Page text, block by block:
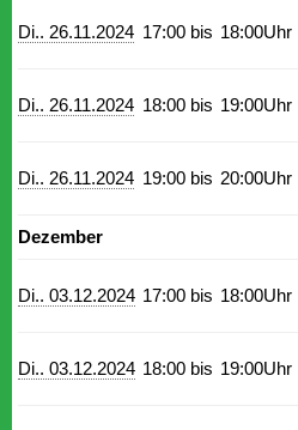
Di.. 26.11.2024 17:00 bis 18:00Uhr
Di.. 26.11.2024 18:00 bis 19:00Uhr
Di.. 26.11.2024 19:00 bis 20:00Uhr
Dezember
Di.. 03.12.2024 17:00 bis 18:00Uhr
Di.. 03.12.2024 18:00 bis 19:00Uhr